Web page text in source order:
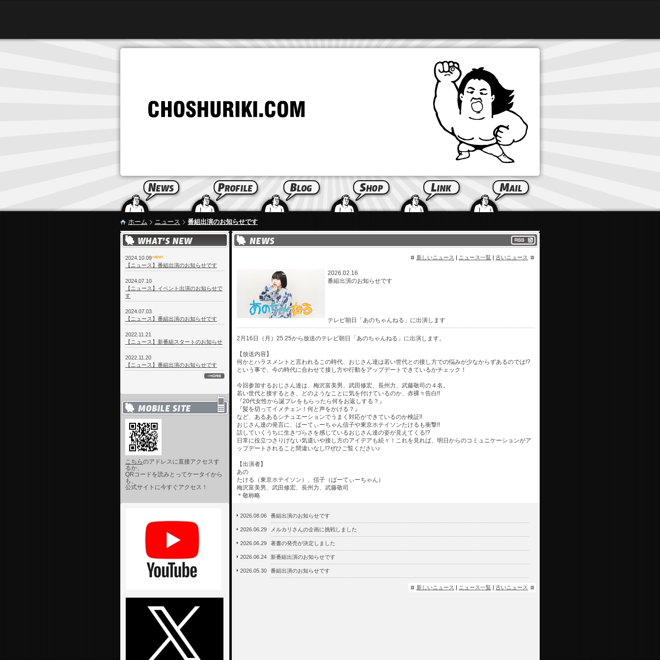
ホーム ニュース 番組出演のお知らせです
2024.10.09
【ニュース】番組出演のお知らせです
2024.07.10
【ニュース】イベント出演のお知らせで
す
2024.07.03
【ニュース】番組出演のお知らせです
2022.11.21
【ニュース】新番組スタートのお知らせ
2022.11.20
【ニュース】番組出演のお知らせです
こちらのアドレスに直接アクセスす
るか、
QRコードを読みとってケータイから
も、
公式サイトに今すぐアクセス！
新しいニュース | ニュース一覧 | 古いニュース
2026.02.16
番組出演のお知らせです
テレビ朝日「あのちゃんねる」に出演します
2月16日（月）25:25から放送のテレビ朝日「あのちゃんねる」に出演します。
【放送内容】
何かとハラスメントと言われるこの時代、おじさん達は若い世代との接し方での悩みが少なからずあるのでは!?
という事で、今の時代に合わせて接し方や行動をアップデートできているかチェック！
今回参加するおじさん達は、梅沢富美男、武田修宏、長州力、武藤敬司の４名。
若い世代と接するとき、どのようなことに気を付けているのか、赤裸々告白!!
『20代女性から誕プレをもらったら何をお返しする？』
『髪を切ってイメチェン！何と声をかける？』
など、あるあるシチュエーションでうまく対応ができているのか検証!!
おじさん達の発言に、ぱーてぃーちゃん信子や東京ホテイソンたけるも衝撃!!
話していくうちに生きづらさを感じているおじさん達の姿が見えてくる!?
日常に役立つさりげない気遣いや接し方のアイデアも続々！これを見れば、明日からのコミュニケーションがア
ップデートされること間違いなし!?ぜひご覧ください♪
【出演者】
あの
たける（東京ホテイソン）、信子（ぱーてぃーちゃん）
梅沢富美男、武田修宏、長州力、武藤敬司
＊敬称略
2026.08.06 番組出演のお知らせです
2026.06.29 メルカリさんの企画に挑戦しました
2026.06.29 著書の発売が決定しました
2026.06.24 新番組出演のお知らせです
2026.05.30 番組出演のお知らせです
新しいニュース | ニュース一覧 | 古いニュース